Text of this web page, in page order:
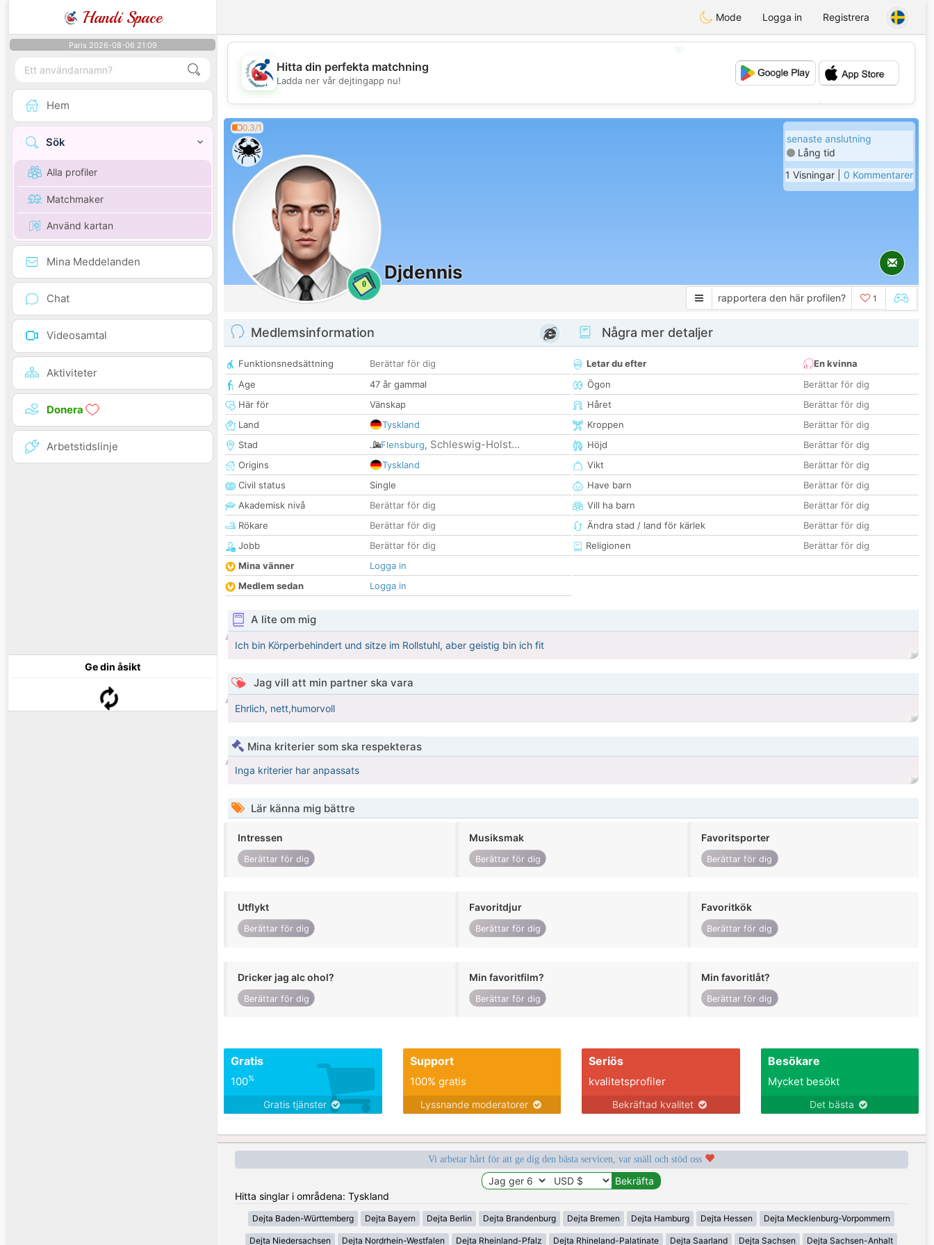
Handi Space Mode Logga in Registrera
Paris 2026-08-06 21:09
Hem
Sök
Alla profiler
Matchmaker
Använd kartan
Mina Meddelanden
Chat
Videosamtal
Aktiviteter
Donera
Arbetstidslinje
Ge din åsikt
💖
Hitta din perfekta matchning
Ladda ner vår dejtingapp nu!
0.3/1
0
Djdennis
senaste anslutning
Lång tid
1 Visningar | 0 Kommentarer
rapportera den här profilen? 1
Medlemsinformation
Funktionsnedsättning
Berättar för dig
Age
47 år gammal
Här för
Vänskap
Land
Tyskland
Stad
Flensburg, Schleswig-Holst...
Origins
Tyskland
Civil status
Single
Akademisk nivå
Berättar för dig
Rökare
Berättar för dig
Jobb
Berättar för dig
Mina vänner
Logga in
Medlem sedan
Logga in
Några mer detaljer
Letar du efter
En kvinna
Ögon
Berättar för dig
Håret
Berättar för dig
Kroppen
Berättar för dig
Höjd
Berättar för dig
Vikt
Berättar för dig
Have barn
Berättar för dig
Vill ha barn
Berättar för dig
Ändra stad / land för kärlek
Berättar för dig
Religionen
Berättar för dig
A lite om mig
Ich bin Körperbehindert und sitze im Rollstuhl, aber geistig bin ich fit
Jag vill att min partner ska vara
Ehrlich, nett,humorvoll
Mina kriterier som ska respekteras
Inga kriterier har anpassats
Lär känna mig bättre
Intressen
Berättar för dig
Musiksmak
Berättar för dig
Favoritsporter
Berättar för dig
Utflykt
Berättar för dig
Favoritdjur
Berättar för dig
Favoritkök
Berättar för dig
Dricker jag alc ohol?
Berättar för dig
Min favoritfilm?
Berättar för dig
Min favoritlåt?
Berättar för dig
Gratis
100%
Gratis tjänster
Support
100% gratis
Lyssnande moderatorer
Seriös
kvalitetsprofiler
Bekräftad kvalitet
Besökare
Mycket besökt
Det bästa
Vi arbetar hårt för att ge dig den bästa servicen, var snäll och stöd oss
Hitta singlar i områdena: Tyskland
Dejta Baden-Württemberg Dejta Bayern Dejta Berlin Dejta Brandenburg Dejta Bremen Dejta Hamburg Dejta Hessen Dejta Mecklenburg-Vorpommern
Dejta Niedersachsen Dejta Nordrhein-Westfalen Dejta Rheinland-Pfalz Dejta Rhineland-Palatinate Dejta Saarland Dejta Sachsen Dejta Sachsen-Anhalt